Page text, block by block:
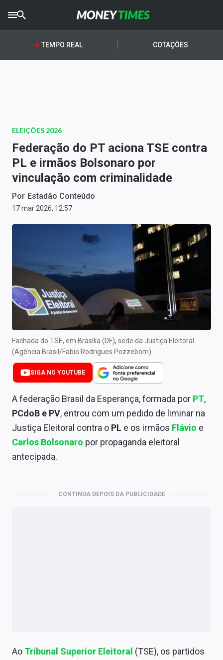
CRYPTOTIMES
AGROTIMES
Newsletters
Money Trader
Anuncie
Últimas Notícias
Comprar ou vender?
Carteiras Recomendadas
Central de Dividendos
Central de Fundos Imobiliários
Central dos IPOs
Renda Fixa
Finanças Pessoais
Mercados
Conteúdo de Marca
TEMPO REAL COTAÇÕES
ELEIÇÕES 2026
Federação do PT aciona TSE contra
PL e irmãos Bolsonaro por
vinculação com criminalidade
Por Estadão Conteúdo
17 mar 2026, 12:57
Fachada do TSE, em Brasília (DF), sede da Justiça Eleitoral
(Agência Brasil/Fabio Rodrigues Pozzebom)
SIGA NO YOUTUBE
A federação Brasil da Esperança, formada por PT,
PCdoB e PV, entrou com um pedido de liminar na
Justiça Eleitoral contra o PL e os irmãos Flávio e
Carlos Bolsonaro por propaganda eleitoral
antecipada.
CONTINUA DEPOIS DA PUBLICIDADE
Ao Tribunal Superior Eleitoral (TSE), os partidos